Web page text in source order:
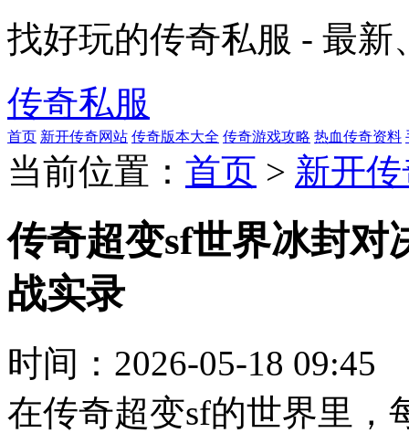
找好玩的传奇私服 - 最
传奇私服
首页 新开传奇网站 传奇版本大全 传奇游戏攻略 热血传奇资料
当前位置： 首页 > 新开
传奇超变sf世界冰封对
战实录
时间： 2026-05-18 09:45
在传奇超变sf的世界里，